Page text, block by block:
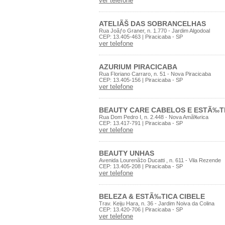
ATELIÃŠ DAS SOBRANCELHAS
Rua Joãƒo Graner, n. 1.770 - Jardim Algodoal
CEP: 13.405-463 | Piracicaba - SP
ver telefone
AZURIUM PIRACICABA
Rua Floriano Carraro, n. 51 - Nova Piracicaba
CEP: 13.405-156 | Piracicaba - SP
ver telefone
BEAUTY CARE CABELOS E
Rua Dom Pedro I, n. 2.448 - Nova Amã‰rica
CEP: 13.417-791 | Piracicaba - SP
ver telefone
BEAUTY UNHAS
Avenida Lourenã‡o Ducatti , n. 611 - Vila Rezende
CEP: 13.405-208 | Piracicaba - SP
ver telefone
BELEZA & ESTÃ‰TICA CIBELE
Trav. Keiju Hara, n. 36 - Jardim Noiva da Colina
CEP: 13.420-706 | Piracicaba - SP
ver telefone